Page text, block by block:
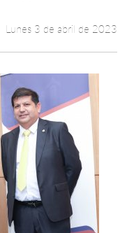
Lunes 3 de abril de 2023